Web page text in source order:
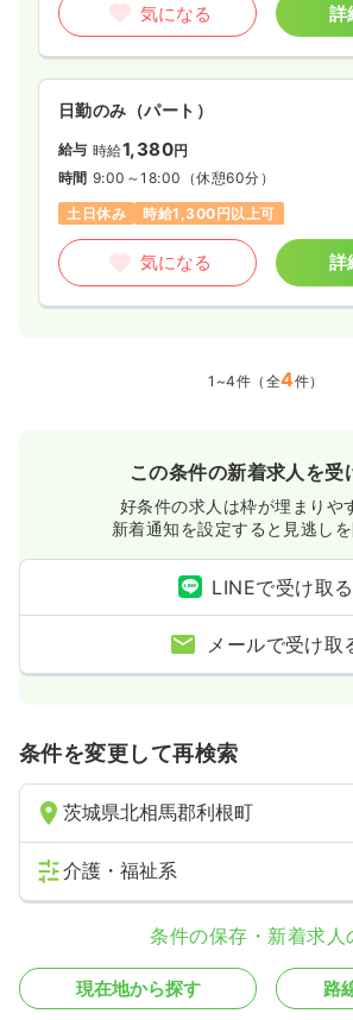
気になる 詳
日勤のみ（パート）
給与 時給1,380円
時間 9:00～18:00 （休憩60分）
土日休み
時給1,300円以上可
気になる 詳
1~4件（全4件）
この条件の新着求人を受
好条件の求人は枠が埋まりや
新着通知を設定すると見逃し
LINEで受け取る
メールで受け取
条件を変更して再検索
茨城県北相馬郡利根町
介護・福祉系
条件の保存・新着求人
現在地から探す 路